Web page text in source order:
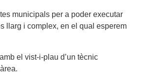
municipals per a poder executar
llarg i complex, en el qual esperem
el vist-i-plau d’un tècnic